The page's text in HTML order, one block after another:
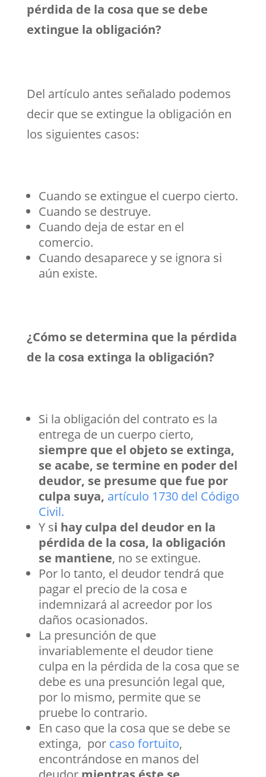
pérdida de la cosa que se debe
extingue la obligación?
Del artículo antes señalado podemos
decir que se extingue la obligación en
los siguientes casos:
Cuando se extingue el cuerpo cierto.
Cuando se destruye.
Cuando deja de estar en el
comercio.
Cuando desaparece y se ignora si
aún existe.
¿Cómo se determina que la pérdida
de la cosa extinga la obligación?
Si la obligación del contrato es la
entrega de un cuerpo cierto,
siempre que el objeto se extinga,
se acabe, se termine en poder del
deudor, se presume que fue por
culpa suya, artículo 1730 del Código
Civil.
Y si hay culpa del deudor en la
pérdida de la cosa, la obligación
se mantiene, no se extingue.
Por lo tanto, el deudor tendrá que
pagar el precio de la cosa e
indemnizará al acreedor por los
daños ocasionados.
La presunción de que
invariablemente el deudor tiene
culpa en la pérdida de la cosa que se
debe es una presunción legal que,
por lo mismo, permite que se
pruebe lo contrario.
En caso que la cosa que se debe se
extinga, porcaso fortuito,
encontrándose en manos del